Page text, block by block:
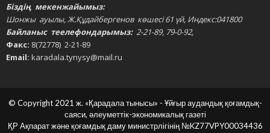
Біздің мекенжайымыз:
Шонжы ауылы, Ж.Құдайбергенов көшесі 61 үй, Индекс:041800
Байланыс теелефондарымыз: 2-21-89, 79-0-92,
Факс: 8(72778) 2-21-89
Email: karadala.tynysy@mail.ru
© Copyright 2021 ж. «Қарадала тынысы» - Ұйғыр аудандық қоғамдық-
саяси, әлеуметтік-экономикалық газеті
ҚР Ақпарат және қоғамдық даму министрлігінің №KZ77VPY00034436